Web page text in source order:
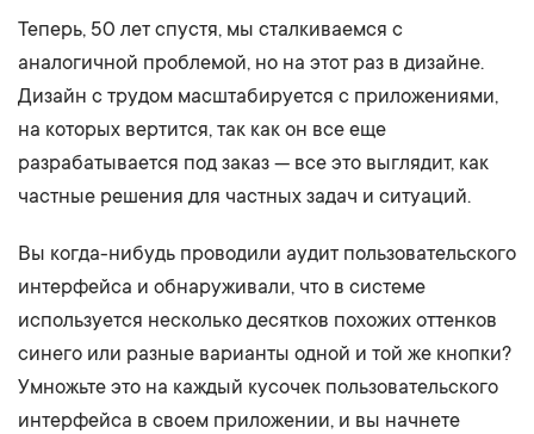
Теперь, 50 лет спустя, мы сталкиваемся с
аналогичной проблемой, но на этот раз в дизайне.
Дизайн с трудом масштабируется с приложениями,
на которых вертится, так как он все еще
разрабатывается под заказ — все это выглядит, как
частные решения для частных задач и ситуаций.
Вы когда-нибудь проводили аудит пользовательского
интерфейса и обнаруживали, что в системе
используется несколько десятков похожих оттенков
синего или разные варианты одной и той же кнопки?
Умножьте это на каждый кусочек пользовательского
интерфейса в своем приложении, и вы начнете